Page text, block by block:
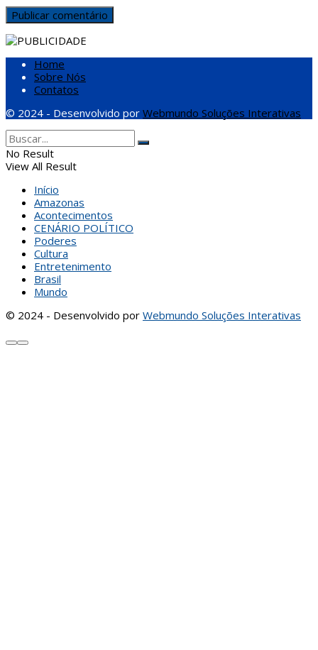
Home
Sobre Nós
Contatos
© 2024 - Desenvolvido por Webmundo Soluções Interativas
No Result
View All Result
Início
Amazonas
Acontecimentos
CENÁRIO POLÍTICO
Poderes
Cultura
Entretenimento
Brasil
Mundo
© 2024 - Desenvolvido por Webmundo Soluções Interativas